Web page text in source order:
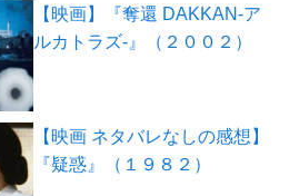
【映画】『奪還 DAKKAN-ア
ルカトラズ-』（２００２）
【映画 ネタバレなしの感想】
『疑惑』（１９８２）